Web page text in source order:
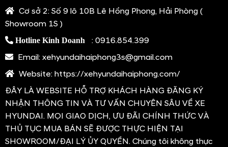
Cơ sở 2: Số 9 lô 10B Lê Hồng Phong, Hải Phòng (
Showroom 1S )
Hotline Kinh Doanh : 0916.854.399
Email: xehyundaihaiphong3s@gmail.com
Website: https://xehyundaihaiphong.com/
ĐÂY LÀ WEBSITE HỖ TRỢ KHÁCH HÀNG ĐĂNG KÝ
NHẬN THÔNG TIN VÀ TƯ VẤN CHUYÊN SÂU VỀ XE
HYUNDAI. MỌI GIAO DỊCH, ƯU ĐÃI CHÍNH THỨC VÀ
THỦ TỤC MUA BÁN SẼ ĐƯỢC THỰC HIỆN TẠI
SHOWROOM/ĐẠI LÝ ỦY QUYỀN. Chúng tôi không thực